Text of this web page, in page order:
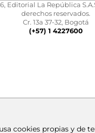
Editorial La República
derechos reservados.
Cr. 13a 37-32, Bogotá
(+57) 1 4227600
cookies propias y de